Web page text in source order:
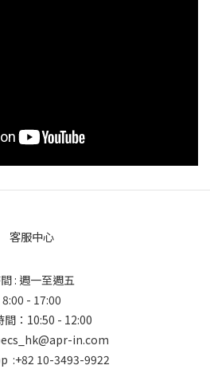
客服中心
: 週一至週五
8:00 - 17:00
間：10:50 - 12:00
in.com
:+82 10-3493-9922